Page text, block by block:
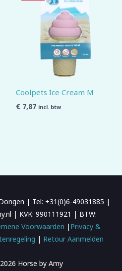
Coolpets Ice Cream M
€ 7,87 incl. btw
| Tel: +31(0)6-49031885 |
| KVK: 990111921 | BTW:
Voorwaarden | Privacy &
| Retour Aanmelden
Horse by Amy